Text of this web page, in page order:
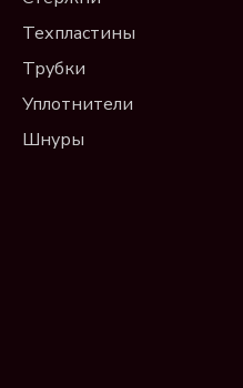
Техпластины
Трубки
Уплотнители
Шнуры